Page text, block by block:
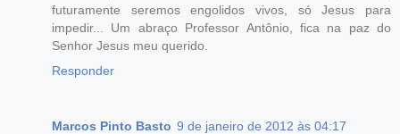
futuramente seremos engolidos vivos, só Jesus para
impedir... Um abraço Professor Antônio, fica na paz do
Senhor Jesus meu querido.
Responder
Marcos Pinto Basto 9 de janeiro de 2012 às 04:17